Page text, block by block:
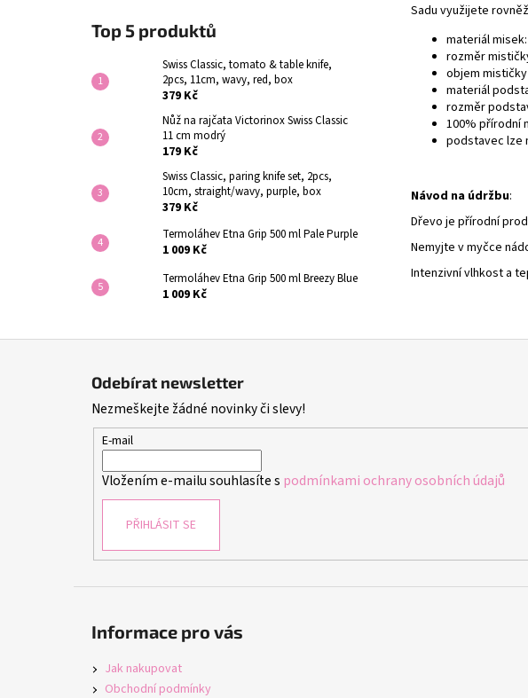
Top 5 produktů
Swiss Classic, tomato & table knife,
2pcs, 11cm, wavy, red, box
379 Kč
Nůž na rajčata Victorinox Swiss Classic
11 cm modrý
179 Kč
Swiss Classic, paring knife set, 2pcs,
10cm, straight/wavy, purple, box
379 Kč
Termoláhev Etna Grip 500 ml Pale Purple
1 009 Kč
Termoláhev Etna Grip 500 ml Breezy Blue
1 009 Kč
Sadu využijete
materiál
rozměr
objem
materiál
rozměr
100% přírodní
podstavec lze
Návod na údržbu:
Dřevo je přírodní
Nemyjte v myčce
Intenzivní vlhkost a
Odebírat newsletter
Nezmeškejte žádné novinky či slevy!
E-mail
Vložením e-mailu souhlasíte s podmínkami ochrany osobních údajů
PŘIHLÁSIT SE
Informace pro vás
Jak nakupovat
Obchodní podmínky